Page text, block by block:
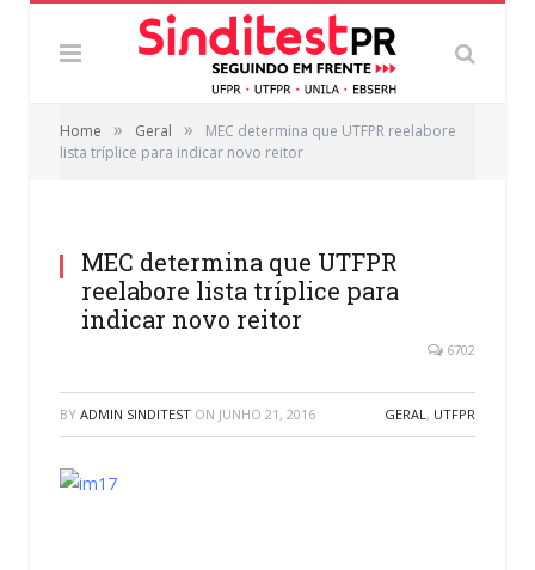
Home » Geral »
MEC determina que UTFPR reelabore
lista tríplice para indicar novo reitor
MEC determina que UTFPR
reelabore lista tríplice para
indicar novo reitor
6702
BY ADMIN SINDITEST ON JUNHO 21, 2016 GERAL , UTFPR